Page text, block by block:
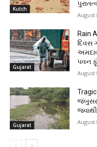
Kutch
August
Gujarat
Rain
દિવસ
પવન
August
Gujarat August